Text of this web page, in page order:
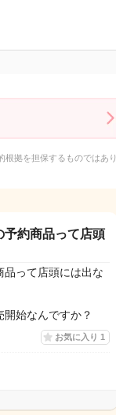
拠を担保するものではあり
予約商品って店頭
品って店頭には出な
始なんですか？
お気に入り 1